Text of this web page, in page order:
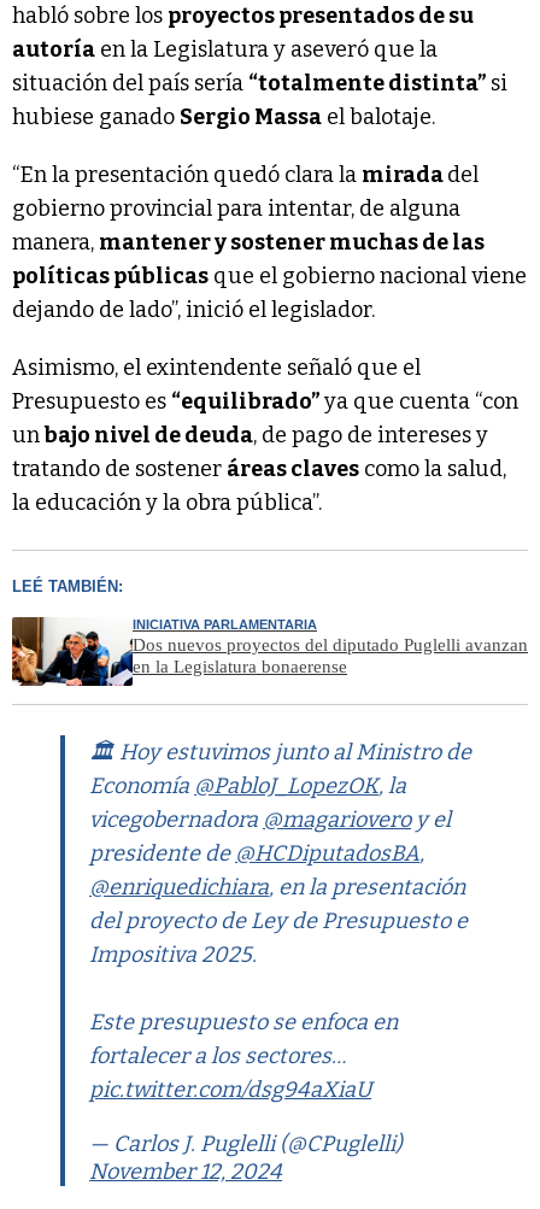
habló sobre los proyectos presentados de su
autoría en la Legislatura y aseveró que la
situación del país sería “totalmente distinta” si
hubiese ganado Sergio Massa el balotaje.
“En la presentación quedó clara la miradadel
gobierno provincial para intentar, de alguna
manera, mantener y sostener muchas de las
políticas públicas que el gobierno nacional viene
dejando de lado”, inició el legislador.
Asimismo, el exintendente señaló que el
Presupuesto es “equilibrado”ya que cuenta “con
unbajo nivel de deuda, de pago de intereses y
tratando de sostener áreas claves como la salud,
la educación y la obra pública”.
LEÉ TAMBIÉN:
INICIATIVA PARLAMENTARIA
Dos nuevos proyectos del diputado Puglelli avanzan
en la Legislatura bonaerense
🏛️ Hoy estuvimos junto al Ministro de
Economía @PabloJ_LopezOK, la
vicegobernadora @magarioveroy el
presidente de @HCDiputadosBA,
@enriquedichiara, en la presentación
del proyecto de Ley de Presupuesto e
Impositiva 2025.
Este presupuesto se enfoca en
fortalecer a los sectores…
pic.twitter.com/dsg94aXiaU
— Carlos J. Puglelli (@CPuglelli)
November 12, 2024